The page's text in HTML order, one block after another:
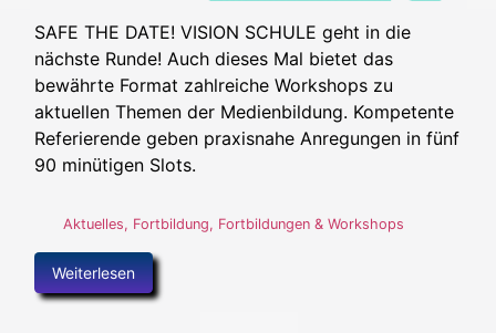
SAFE THE DATE! VISION SCHULE geht in die
nächste Runde! Auch dieses Mal bietet das
bewährte Format zahlreiche Workshops zu
aktuellen Themen der Medienbildung. Kompetente
Referierende geben praxisnahe Anregungen in fünf
90 minütigen Slots.
Aktuelles, Fortbildung, Fortbildungen & Workshops
Weiterlesen